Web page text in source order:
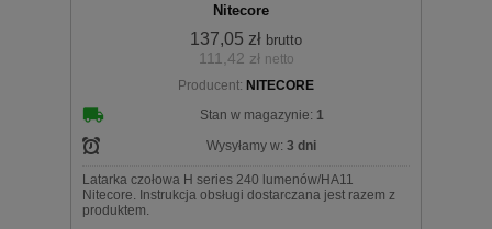
Nitecore
137,05 zł brutto
111,42 zł netto
Producent: NITECORE
Stan w magazynie: 1
Wysyłamy w: 3 dni
Latarka czołowa H series 240 lumenów/HA11
Nitecore. Instrukcja obsługi dostarczana jest razem z
produktem.